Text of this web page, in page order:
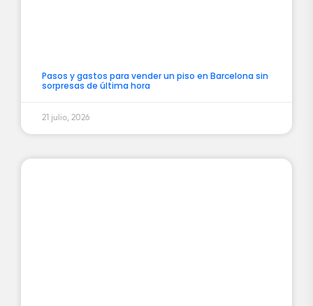
Pasos y gastos para vender un piso en Barcelona sin
sorpresas de última hora
21 julio, 2026